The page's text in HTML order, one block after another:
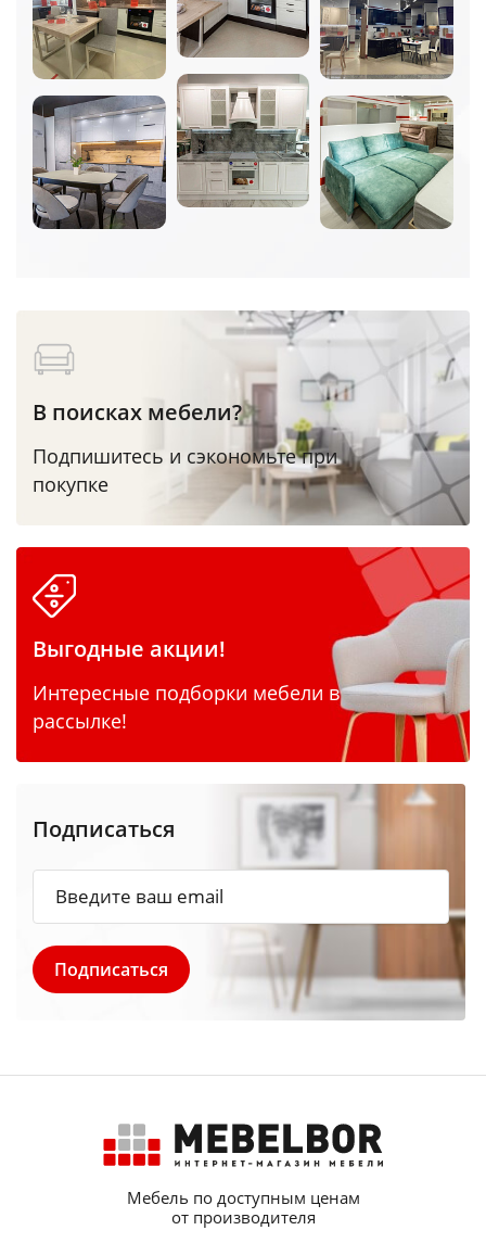
В поисках мебели?
Подпишитесь и сэкономьте при
покупке
Выгодные акции!
Интересные подборки мебели в
рассылке!
Подписаться
Мебель по доступным ценам
от производителя